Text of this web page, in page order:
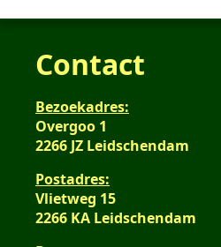
Contact
Bezoekadres:
Overgoo 1
2266 JZ Leidschendam
Postadres:
Vlietweg 15
2266 KA Leidschendam